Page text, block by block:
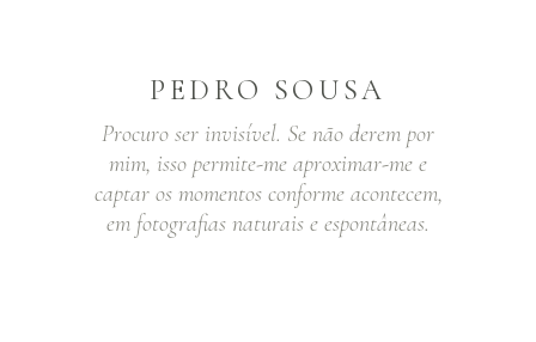
PEDRO SOUSA
Procuro ser invisível. Se não derem por
mim, isso permite-me aproximar-me e
captar os momentos conforme acontecem,
em fotografias naturais e espontâneas.